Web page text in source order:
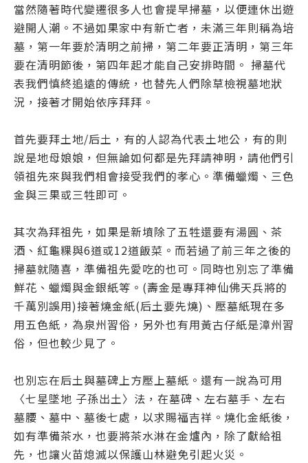
當然隨著時代變遷很多人也會提早掃墓，以便連休出遊
避開人潮。不過如果家中有新亡者，未滿三年則稱為培
墓，第一年要於清明之前掃，第二年要正清明，第三年
要在清明節後，第四年起才能自己安排時間。 掃墓代
表我們慎終追遠的傳統，也替先人們除草檢視墓地狀
況，接著才開始依序拜拜。
首先要拜土地/后土，有的人認為代表土地公，有的則
說是地母娘娘，但無論如何都是先拜請神明，請他們引
領祖先來與我們相會接受我們的孝心。準備蠟燭、三色
金與三果或三牲即可。
其次為拜祖先，如果是新墳除了五牲還要有湯圓、茶
酒、紅龜粿與6道或12道飯菜。而若過了前三年之後的
掃墓就隨喜，準備祖先愛吃的也可。同時也別忘了準備
鮮花、蠟燭與金銀紙等。(壽金是專拜神仙佛天兵將的
千萬別誤用)接著燒金紙(后土要先燒)、壓墓紙現在多
用五色紙，為泉州習俗，另外也有用黃古仔紙是漳州習
俗，但也較少見了。
也別忘在后土與墓碑上方壓上墓紙。還有一說為可用
〈七星墜地 子孫出土〉法，在墓碑、左右墓手、左右
墓腰、墓中、墓後七處，以求賜福吉祥。燒化金紙後，
如有準備茶水，也要將茶水淋在金爐內，除了獻給祖
先，也讓火苗熄滅以保護山林避免引起火災。